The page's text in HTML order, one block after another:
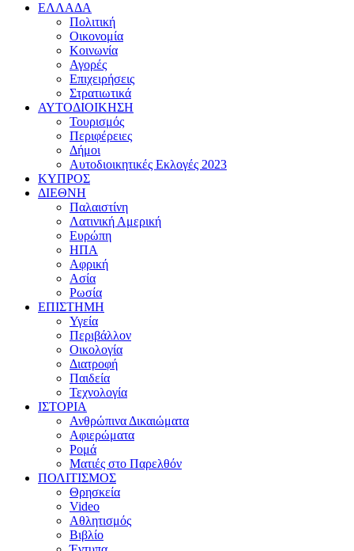
ΕΛΛΑΔΑ
Πολιτική
Οικονομία
Κοινωνία
Αγορές
Επιχειρήσεις
Στρατιωτικά
ΑΥΤΟΔΙΟΙΚΗΣΗ
Τουρισμός
Περιφέρειες
Δήμοι
Αυτοδιοικητικές Εκλογές 2023
ΚΥΠΡΟΣ
ΔΙΕΘΝΗ
Παλαιστίνη
Λατινική Αμερική
Ευρώπη
ΗΠΑ
Αφρική
Ασία
Ρωσία
ΕΠΙΣΤΗΜΗ
Υγεία
Περιβάλλον
Οικολογία
Διατροφή
Παιδεία
Τεχνολογία
ΙΣΤΟΡΙΑ
Ανθρώπινα Δικαιώματα
Αφιερώματα
Ρομά
Ματιές στο Παρελθόν
ΠΟΛΙΤΙΣΜΟΣ
Θρησκεία
Video
Αθλητισμός
Βιβλίο